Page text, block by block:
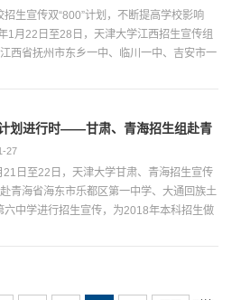
招生宣传双“800”计划，不断提高学校影响
1月22日至28日，天津大学江西招生宣传组
西省抚州市东乡一中、临川一中、吉安市一
划进行时——甘肃、青海招生组赴青
27
21日至22日，天津大学甘肃、青海招生宣传
青海省海东市乐都区第一中学、大通回族土
六中学进行招生宣传，为2018年本科招生做